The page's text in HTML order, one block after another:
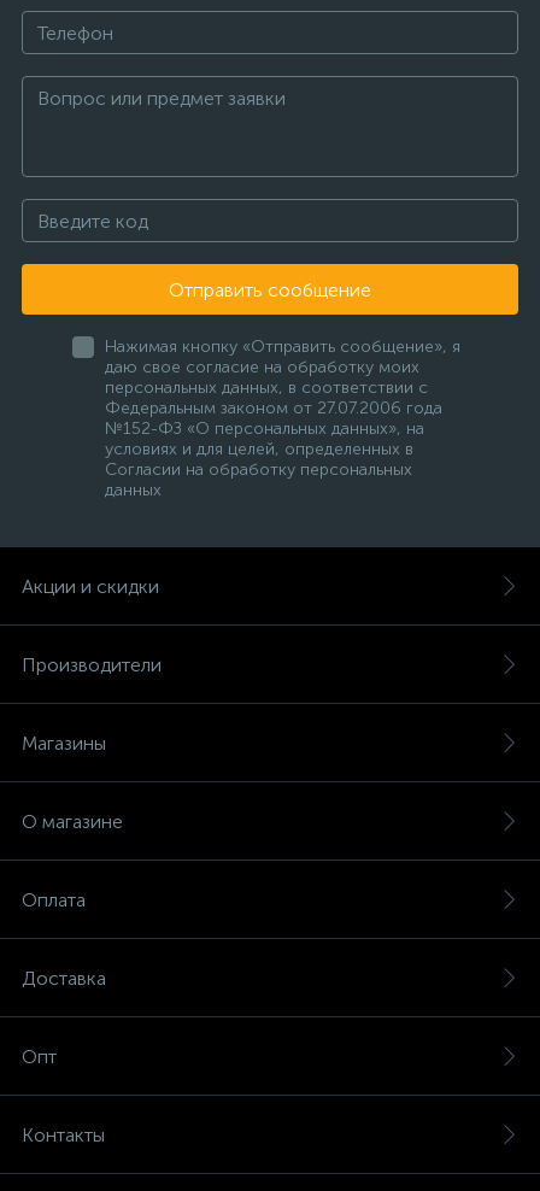
Отправить сообщение
Нажимая кнопку «Отправить сообщение», я
даю свое согласие на обработку моих
персональных данных, в соответствии с
Федеральным законом от 27.07.2006 года
№152-ФЗ «О персональных данных», на
условиях и для целей, определенных в
Согласии на обработку персональных
данных
Акции и скидки
Производители
Магазины
О магазине
Оплата
Доставка
Опт
Контакты